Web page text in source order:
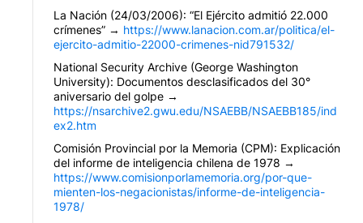
La Nación (24/03/2006): “El Ejército admitió 22.000
crímenes” → https://www.lanacion.com.ar/politica/el-
ejercito-admitio-22000-crimenes-nid791532/
National Security Archive (George Washington
University): Documentos desclasificados del 30°
aniversario del golpe →
https://nsarchive2.gwu.edu/NSAEBB/NSAEBB185/ind
ex2.htm
Comisión Provincial por la Memoria (CPM): Explicación
del informe de inteligencia chilena de 1978 →
https://www.comisionporlamemoria.org/por-que-
mienten-los-negacionistas/informe-de-inteligencia-
1978/